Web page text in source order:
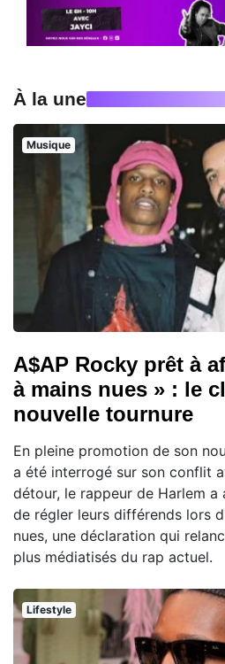
À la une
Musique
A$AP Rocky prêt à
à mains nues » : le
nouvelle tournure
En pleine promotion de son
a été interrogé sur son conflit
détour, le rappeur de Harlem
de régler leurs différends lors
nues, une déclaration qui
plus médiatisés du rap actuel.
Lifestyle